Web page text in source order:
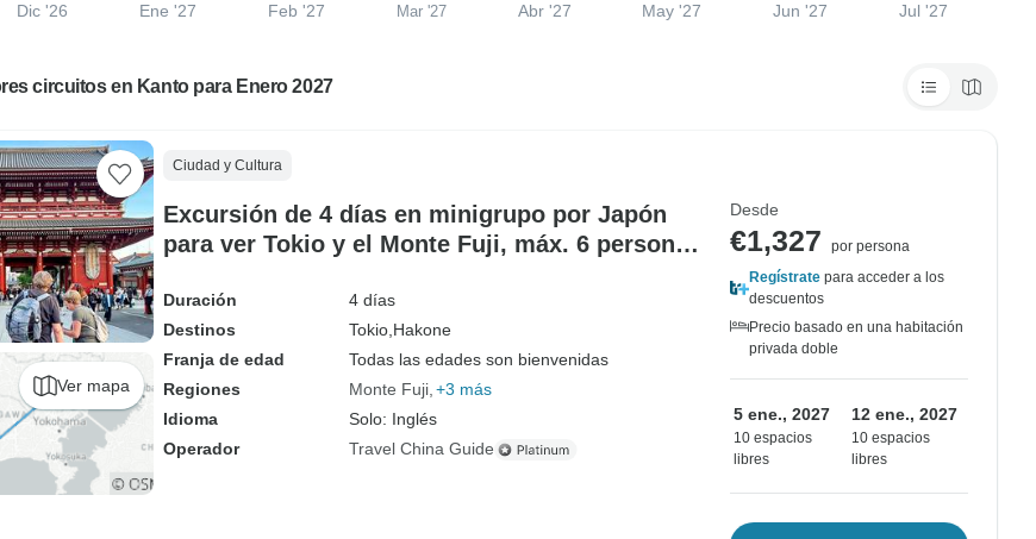
Dic '26 Ene '27 Feb '27 Mar '27 Abr '27 May '27 Jun '27 Jul '27
circuitos en Kanto para Enero 2027
Ver mapa
Ciudad y Cultura
Excursión de 4 días en minigrupo por Japón
para ver Tokio y el Monte Fuji, máx. 6 personas,
Duración
4 días
Destinos
Tokio, Hakone
Franja de edad
Todas las edades son bienvenidas
Regiones
Monte Fuji +3 más
Idioma
Solo: Inglés
Operador
Travel China Guide
Desde
€1,327
por persona
Regístrate para acceder a los
descuentos
Precio basado en una habitación
privada doble
5 ene., 2027
10 espacios
libres
12 ene., 2027
10 espacios
libres